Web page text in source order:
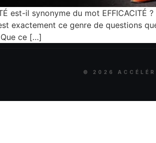
est-il synonyme du mot
exactement ce genre de questions
ce […]
© 2026